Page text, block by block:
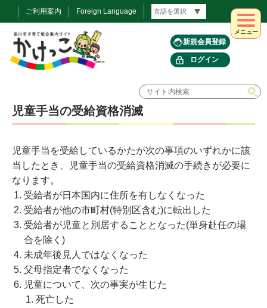
ご利用案内 Foreign Language
新規会員登録
ログイン
メニュー
児童手当の受給資格消滅
児童手当を受給しているかたが次の事項のいずれかに該
当したとき、児童手当の受給資格消滅の手続きが必要に
なります。
受給者が日本国内に住所を有しなくなった
受給者が他の市町村(特別区含む)に転出した
受給者が児童と別居することとなった(単身赴任の場
合を除く)
未成年後見人ではなくなった
父母指定者でなくなった
児童について、次の事実が生じた
死亡した